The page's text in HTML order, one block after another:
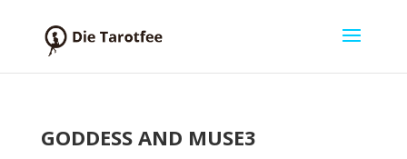
GODDESS AND MUSE3